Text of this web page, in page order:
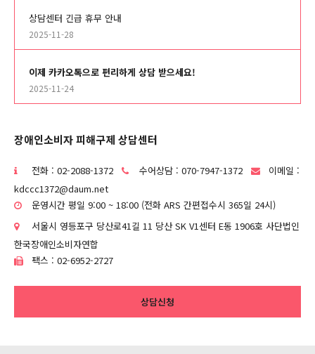
상담센터 긴급 휴무 안내
2025-11-28
이제 카카오톡으로 편리하게 상담 받으세요!
2025-11-24
장애인소비자 피해구제 상담센터
전화 : 02-2088-1372 수어상담 : 070-7947-1372
이메일 :
kdccc1372@daum.net
운영시간 평일 9:00 ~ 18:00 (전화 ARS 간편접수시 365일 24시)
서울시 영등포구 당산로41길 11 당산 SK V1센터 E동 1906호 사단법인
한국장애인소비자연합
팩스 : 02-6952-2727
상담신청